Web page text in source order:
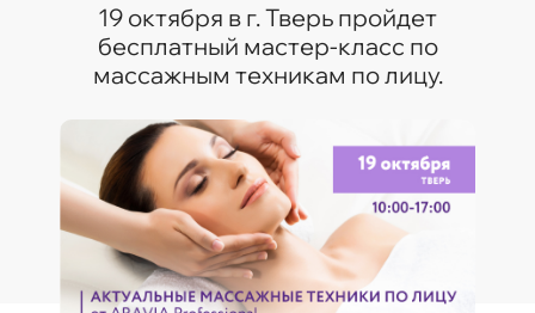
19 октября в г. Тверь пройдет
бесплатный мастер-класс по
массажным техникам по лицу.